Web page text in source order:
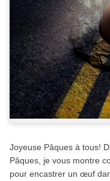
Joyeuse Pâques à tous!
Pâques, je vous montre
pour encastrer un œuf